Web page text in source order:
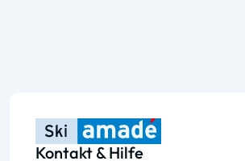
Kontakt & Hilfe